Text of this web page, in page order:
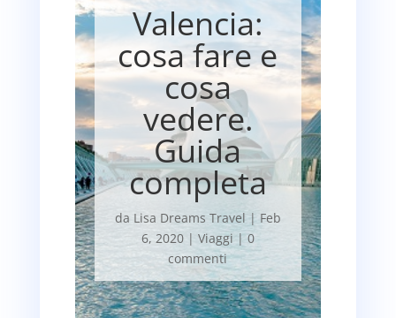
Valencia:
cosa fare e
cosa
vedere.
Guida
completa
da Lisa Dreams Travel | Feb
6, 2020| Viaggi | 0
commenti